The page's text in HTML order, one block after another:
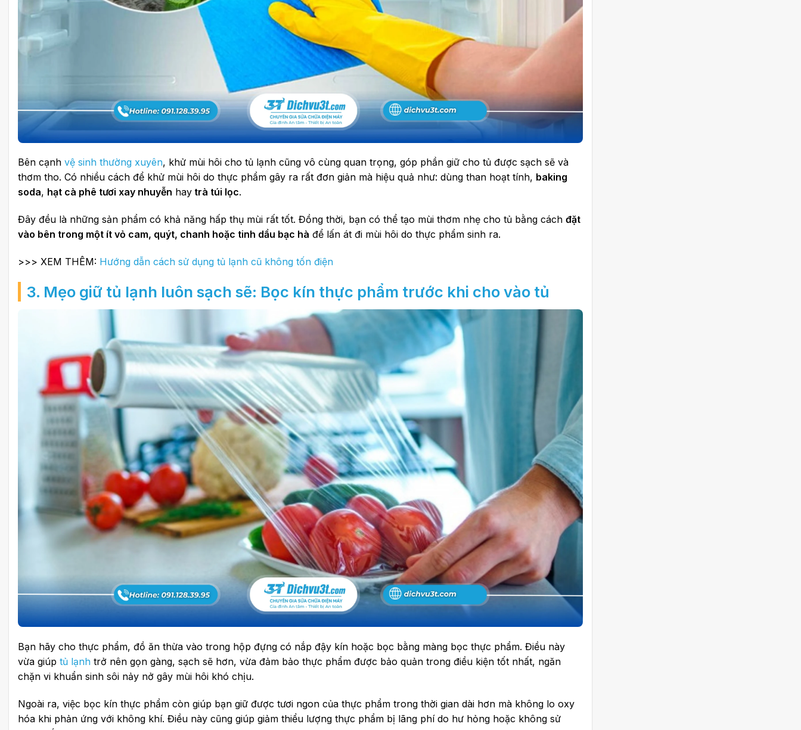
Bên cạnh vệ sinh thường xuyên, khử mùi hôi cho tủ lạnh cũng vô cùng quan trọng, góp phần giữ cho tủ được sạch sẽ và
thơm tho. Có nhiều cách để khử mùi hôi do thực phẩm gây ra rất đơn giản mà hiệu quả như: dùng than hoạt tính, baking
soda, hạt cà phê tươi xay nhuyễn hay trà túi lọc.
Đây đều là những sản phẩm có khả năng hấp thụ mùi rất tốt. Đồng thời, bạn có thể tạo mùi thơm nhẹ cho tủ bằng cách đặt
vào bên trong một ít vỏ cam, quýt, chanh hoặc tinh dầu bạc hà để lấn át đi mùi hôi do thực phẩm sinh ra.
>>> XEM THÊM: Hướng dẫn cách sử dụng tủ lạnh cũ không tốn điện
3. Mẹo giữ tủ lạnh luôn sạch sẽ: Bọc kín thực phẩm trước khi cho vào tủ
Bạn hãy cho thực phẩm, đồ ăn thừa vào trong hộp đựng có nắp đậy kín hoặc bọc bằng màng bọc thực phẩm. Điều này
vừa giúp tủ lạnh trở nên gọn gàng, sạch sẽ hơn, vừa đảm bảo thực phẩm được bảo quản trong điều kiện tốt nhất, ngăn
chặn vi khuẩn sinh sôi nảy nở gây mùi hôi khó chịu.
Ngoài ra, việc bọc kín thực phẩm còn giúp bạn giữ được tươi ngon của thực phẩm trong thời gian dài hơn mà không lo oxy
hóa khi phản ứng với không khí. Điều này cũng giúp giảm thiểu lượng thực phẩm bị lãng phí do hư hỏng hoặc không sử